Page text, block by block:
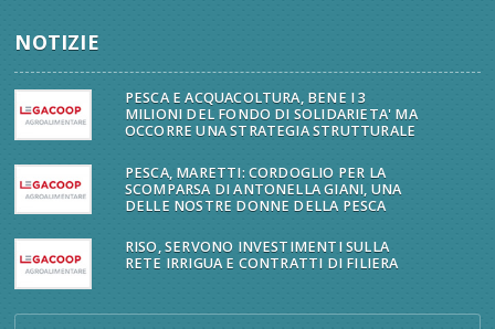
NOTIZIE
PESCA E ACQUACOLTURA, BENE I 3
MILIONI DEL FONDO DI SOLIDARIETA' MA
OCCORRE UNA STRATEGIA STRUTTURALE
PESCA, MARETTI: CORDOGLIO PER LA
SCOMPARSA DI ANTONELLA GIANI, UNA
DELLE NOSTRE DONNE DELLA PESCA
RISO, SERVONO INVESTIMENTI SULLA
RETE IRRIGUA E CONTRATTI DI FILIERA